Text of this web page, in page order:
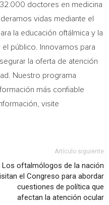
doctores en medicina
vidas mediante el
la educación oftálmica y la
público. Innovamos para
la oferta de atención
Nuestro programa
más confiable
visite
Artículo siguiente
Los oftalmólogos de la nación
el Congreso para abordar
cuestiones de política que
afectan la atención ocular